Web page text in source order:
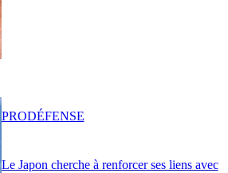
Le Japon cherche à renforcer ses liens avec
PRODÉFENSE